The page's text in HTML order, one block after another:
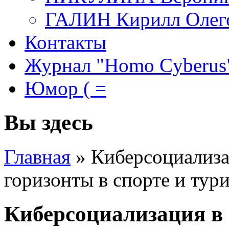
ГАЛИН Кирилл
Контакты
Журнал "Homo
Юмор ( =
Вы здесь
Главная »
горизонты в спорте и
Киберсоциализация